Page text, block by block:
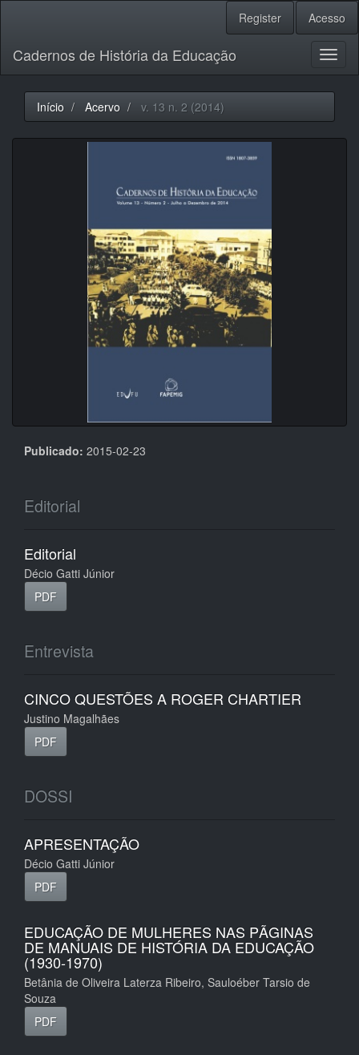
principal
Barra
Lateral
Register Acesso
Cadernos de História da Educação
Início Acervo v. 13 n. 2 (2014)
Publicado: 2015-02-23
Editorial
Editorial
Décio Gatti Júnior
PDF
Entrevista
CINCO QUESTÕES A ROGER CHARTIER
Justino Magalhães
PDF
DOSSI
APRESENTAÇÃO
Décio Gatti Júnior
PDF
EDUCAÇÃO DE MULHERES NAS PÃGINAS
DE MANUAIS DE HISTÓRIA DA EDUCAÇÃO
(1930-1970)
Betânia de Oliveira Laterza Ribeiro, Sauloéber Tarsio de
Souza
PDF